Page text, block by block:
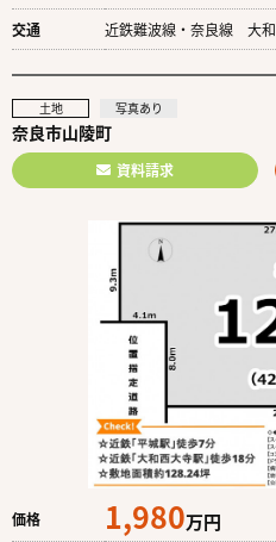
交通
近鉄難波線・奈良線 大
土地 写真あり
奈良市山陵町
資料請求
価格 1,980万円